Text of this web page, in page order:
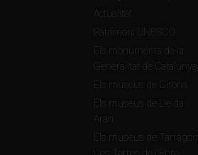
Actualitat
Patrimoni UNESCO
Els monuments de la
Generalitat de Catalunya
Els museus de Girona
Els museus de Lleida i
Aran
Els museus de Tarragona